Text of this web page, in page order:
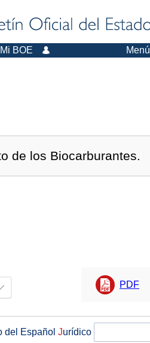
Mi BOE Menú
de los Biocarburantes.
PDF
del Español Jurídico